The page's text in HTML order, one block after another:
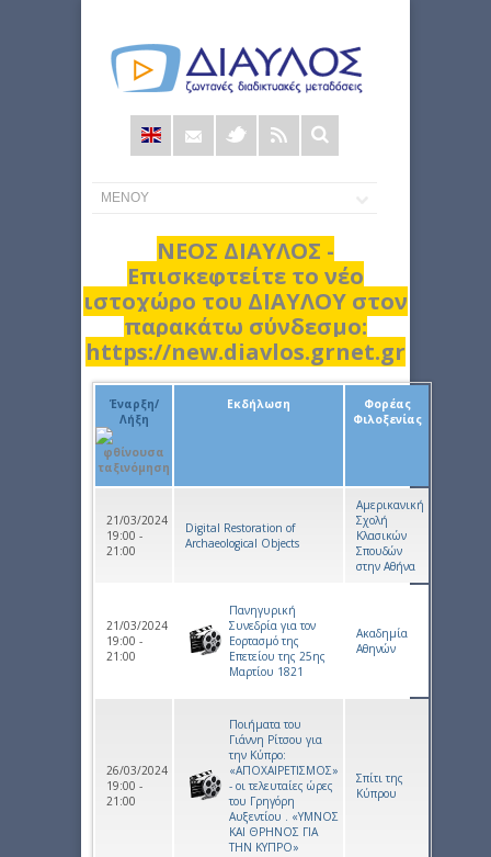
Φόρμα
αναζήτησης
ΝΕΟΣ ΔΙΑΥΛΟΣ -
Επισκεφτείτε το νέο
ιστοχώρο του ΔΙΑΥΛΟΥ στον
παρακάτω σύνδεσμο:
https://new.diavlos.grnet.gr
Έναρξη/
Λήξη
Εκδήλωση
Φορέας
Φιλοξενίας
21/03/2024
19:00 -
21:00
Digital Restoration of
Archaeological Objects
Αμερικανική
Σχολή
Κλασικών
Σπουδών
στην Αθήνα
21/03/2024
19:00 -
21:00
Πανηγυρική
Συνεδρία για τον
Εορτασμό της
Επετείου της 25ης
Μαρτίου 1821
Ακαδημία
Αθηνών
26/03/2024
19:00 -
21:00
Ποιήματα του
Γιάννη Ρίτσου για
την Κύπρο:
«ΑΠΟΧΑΙΡΕΤΙΣΜΟΣ»
- οι τελευταίες ώρες
του Γρηγόρη
Αυξεντίου . «ΥΜΝΟΣ
ΚΑΙ ΘΡΗΝΟΣ ΓΙΑ
ΤΗΝ ΚΥΠΡΟ»
Σπίτι της
Κύπρου